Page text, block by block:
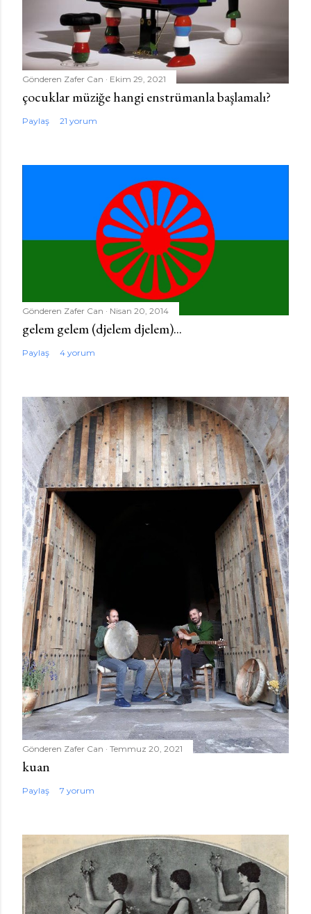
Gönderen Zafer Can Ekim 29, 2021
çocuklar müziğe hangi enstrümanla başlamalı?
Paylaş 21 yorum
Gönderen Zafer Can Nisan 20, 2014
gelem gelem (djelem djelem)...
Paylaş 4 yorum
Gönderen Zafer Can Temmuz 20, 2021
kuan
Paylaş 7 yorum